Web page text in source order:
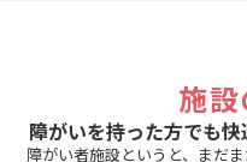
施
障がいを持った方でも
障がい者施設というと、まだ